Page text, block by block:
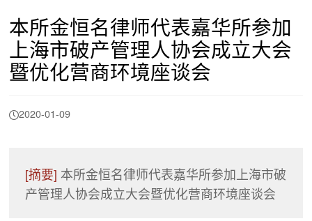
本所金恒名律师代表嘉华所参加
上海市破产管理人协会成立大会
暨优化营商环境座谈会
2020-01-09
[摘要] 本所金恒名律师代表嘉华所参加上海市破
产管理人协会成立大会暨优化营商环境座谈会